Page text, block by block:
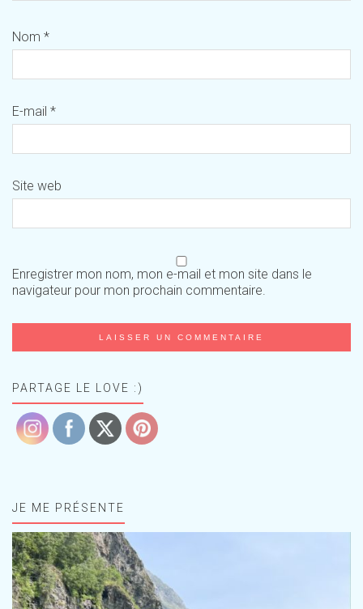
Nom *
E-mail *
Site web
Enregistrer mon nom, mon e-mail et mon site dans le
navigateur pour mon prochain commentaire.
PARTAGE LE LOVE :)
JE ME PRÉSENTE